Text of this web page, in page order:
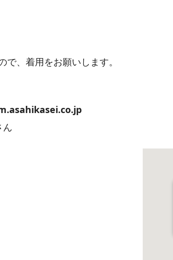
、着用をお願いします。